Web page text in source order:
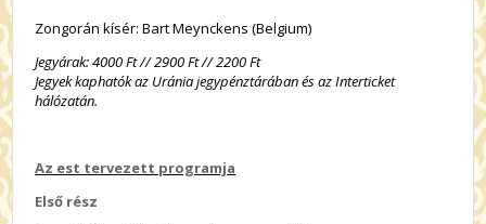
Zongorán kísér: Bart Meynckens (Belgium)
Jegyárak: 4000 Ft // 2900 Ft // 2200 Ft
Jegyek kaphatók az Uránia jegypénztárában és az Interticket
hálózatán.
Az est tervezett programja
Első rész